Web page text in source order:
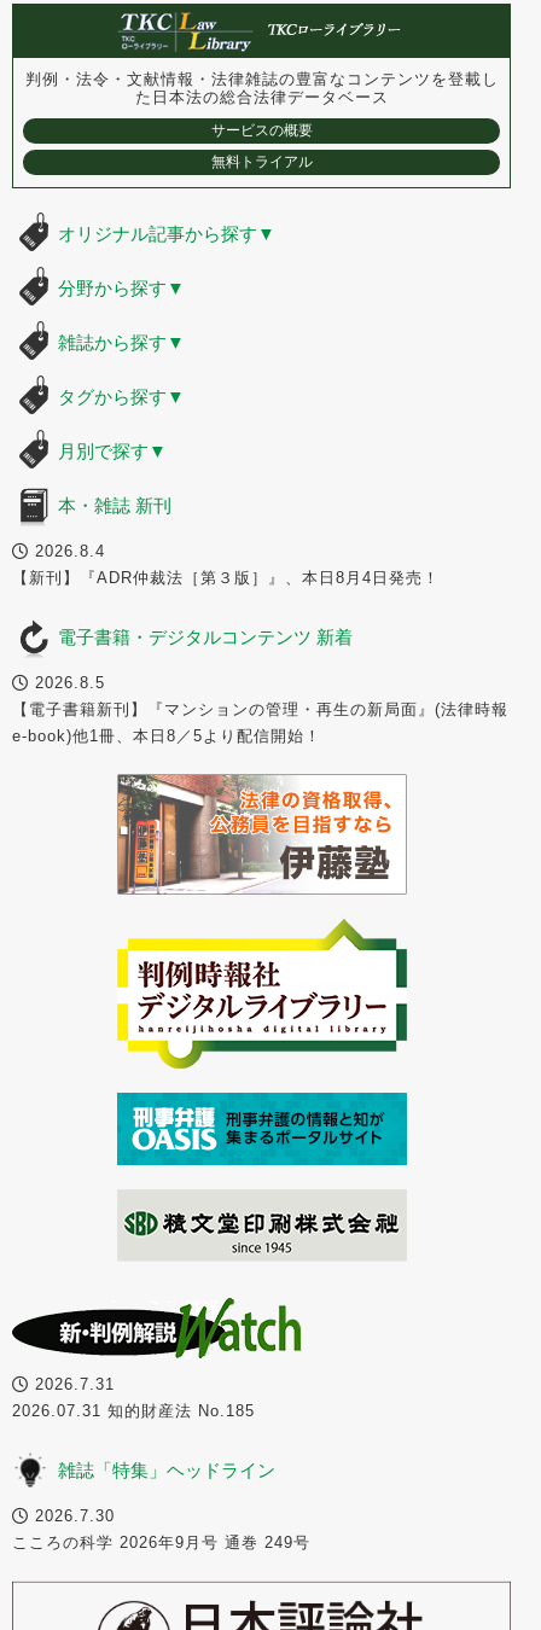
判例・法令・文献情報・法律雑誌の豊富なコンテンツを登載し
た 日本法の総合法律データベース
サービスの概要
無料トライアル
オリジナル記事から探す ▼
分野から探す ▼
雑誌から探す ▼
タグから探す ▼
月別で探す ▼
本・雑誌 新刊
2026.8.4
【新刊】『ADR仲裁法［第３版］』、本日8月4日発売！
電子書籍・デジタルコンテンツ 新着
2026.8.5
【電子書籍新刊】『マンションの管理・再生の新局面』(法律時報
e-book)他1冊、本日8／5より配信開始！
2026.7.31
2026.07.31 知的財産法 No.185
雑誌「特集」ヘッドライン
2026.7.30
こころの科学 2026年9月号 通巻 249号